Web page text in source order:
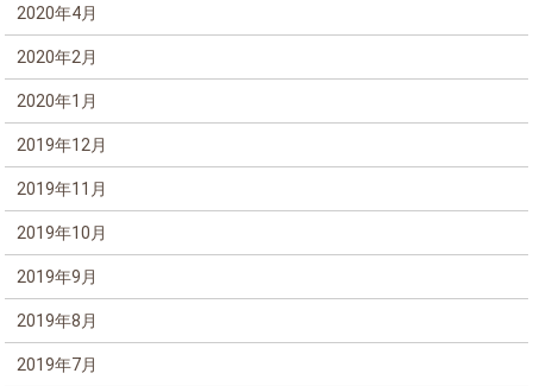
2020年4月
2020年2月
2020年1月
2019年12月
2019年11月
2019年10月
2019年9月
2019年8月
2019年7月